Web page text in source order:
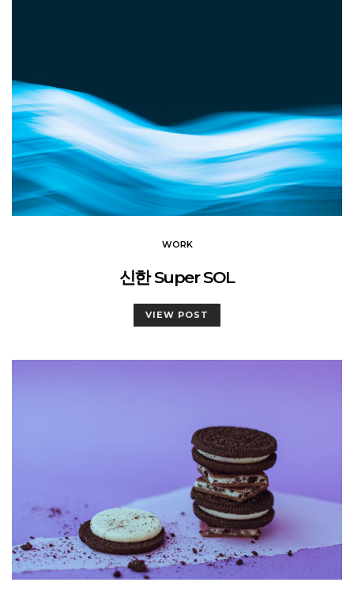
WORK
신한 Super SOL
VIEW POST